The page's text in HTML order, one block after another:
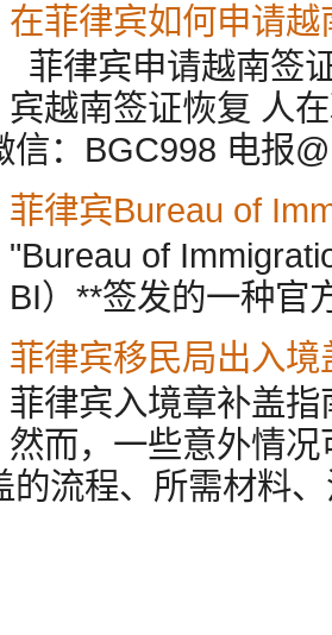
在菲律宾如何申请越
菲律宾申请越南签
宾越南签证恢复 人
信：BGC998 电报
菲律宾Bureau of
"Bureau of
BI）**签发的一种官
菲律宾移民局出入
菲律宾入境章补盖
然而，一些意外情
的流程、所需材料